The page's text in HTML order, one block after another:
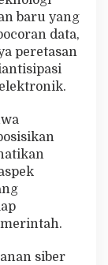
baru yang
data,
peretasan
siber